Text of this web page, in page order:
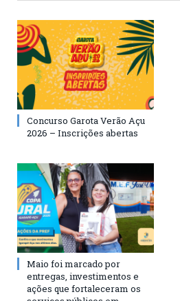
Concurso Garota Verão Açu
2026 – Inscrições abertas
Maio foi marcado por
entregas, investimentos e
ações que fortaleceram os